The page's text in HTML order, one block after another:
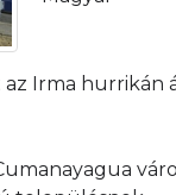
Irma hurrikán